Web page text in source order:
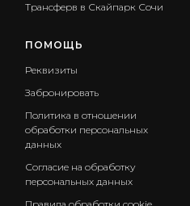
Трансферв в Скайпарк Сочи
ПОМОЩЬ
Реквизиты
Забронировать
Политика в отношении
обработки персональных
данных
Согласие на обработку
персональных данных